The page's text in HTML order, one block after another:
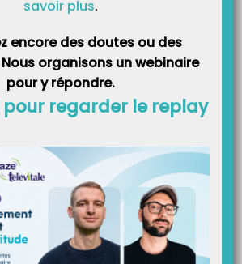
savoir plus.
encore des doutes ou des
organisons un webinaire
pour y répondre.
pour regarder le replay